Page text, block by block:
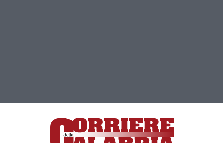
Lamezia Terme (CZ)
responsabile Paola Militano |Privacy